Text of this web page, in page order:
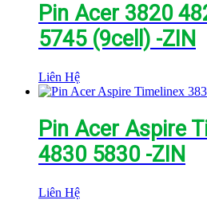
Pin Acer 3820
5745 (9cell) -ZIN
Liên Hệ
Pin Acer Aspire
4830 5830 -ZIN
Liên Hệ